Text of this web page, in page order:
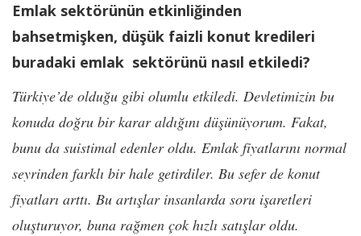
Emlak sektörünün etkinliğinden
bahsetmişken, düşük faizli konut kredileri
buradaki emlak sektörünü nasıl etkiledi?
Türkiye’de olduğu gibi olumlu etkiledi. Devletimizin bu
konuda doğru bir karar aldığını düşünüyorum. Fakat,
bunu da suistimal edenler oldu. Emlak fiyatlarını normal
seyrinden farklı bir hale getirdiler. Bu sefer de konut
fiyatları arttı. Bu artışlar insanlarda soru işaretleri
oluşturuyor, buna rağmen çok hızlı satışlar oldu.